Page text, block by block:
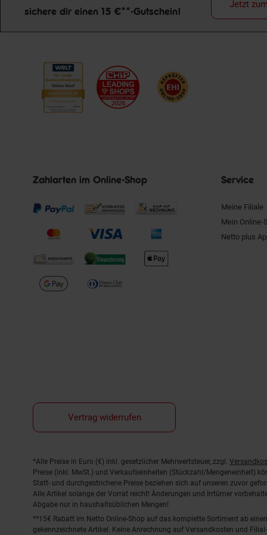
Newsletter Anmeldung
sichere dir einen 15 €**-Gutschein!
Jetzt
Zahlarten im Online-Shop Service
Meine Filiale
Mein Online-
Netto plus
Vertrag widerrufen
Fußnoten
*Alle Preise in Euro (€) inkl. gesetzlicher Mehrwertsteuer, zzgl.
Preise (inkl. MwSt.) und Verkaufseinheiten (Stückzahl/Mengeneinheit)
Statt- und durchgestrichene Preise beziehen sich auf unseren zuvor
Alle Artikel solange der Vorrat reicht! Änderungen und Irrtümer
Abgabe nur in haushaltsüblichen Mengen!
**15€ Rabatt im Netto Online-Shop auf das komplette Sortiment ab
gekennzeichnete Artikel. Keine Anrechnung auf Versandkosten und